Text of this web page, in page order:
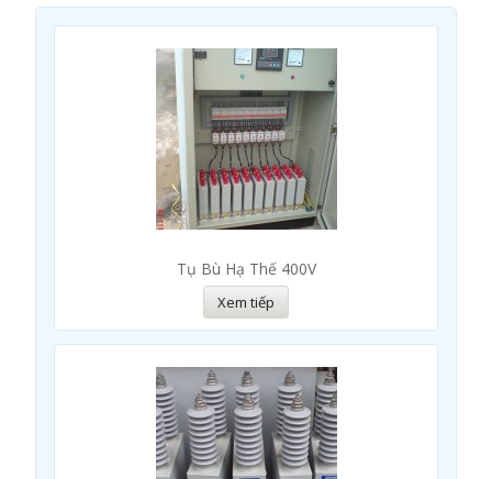
Tụ Bù Hạ Thế 400V
Xem tiếp